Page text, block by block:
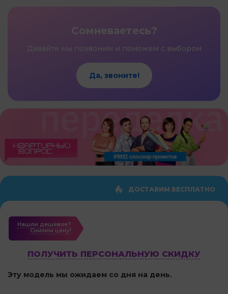
Сомневаетесь?
Давайте мы позвоним и поможем с выбором
Да, звоните!
ДОСТАВИМ БЕСПЛАТНО
Нашли дешевле?
Cнизим цену!
ПОЛУЧИТЬ ПЕРСОНАЛЬНУЮ СКИДКУ
Эту модель мы ожидаем со дня на день.